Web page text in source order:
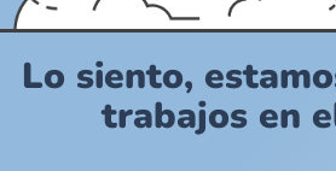
Lo siento,
trabajos en